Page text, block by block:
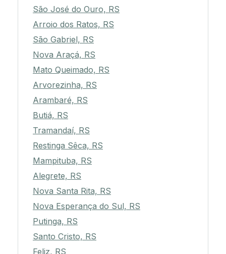
São José do Ouro, RS
Arroio dos Ratos, RS
São Gabriel, RS
Nova Araçá, RS
Mato Queimado, RS
Arvorezinha, RS
Arambaré, RS
Butiá, RS
Tramandaí, RS
Restinga Sêca, RS
Mampituba, RS
Alegrete, RS
Nova Santa Rita, RS
Nova Esperança do Sul, RS
Putinga, RS
Santo Cristo, RS
Feliz, RS